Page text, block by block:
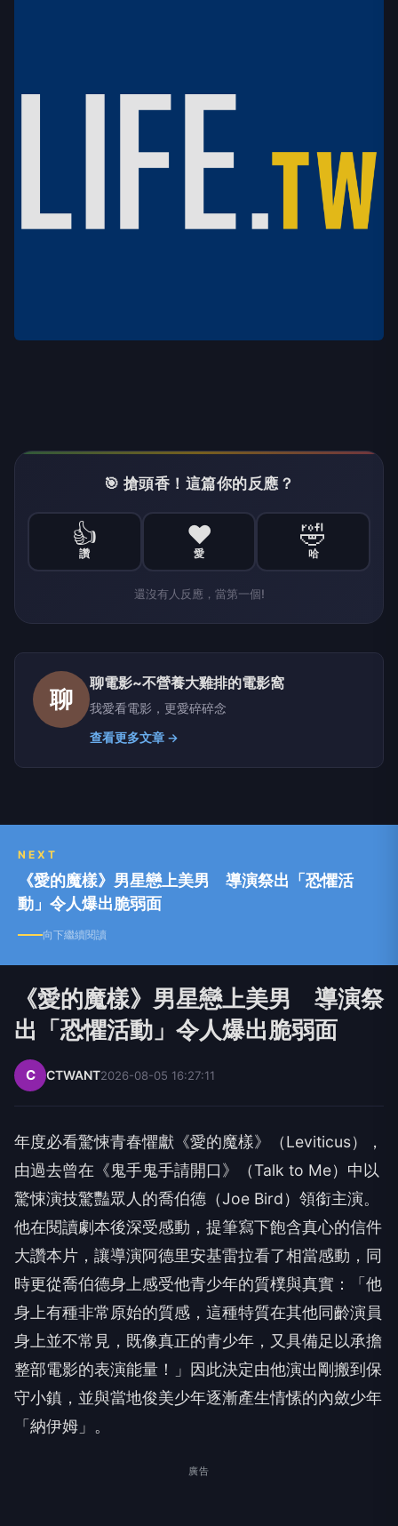
🎯 搶頭香！這篇你的反應？
👍
讚
❤️
愛
🤣
哈
還沒有人反應，當第一個!
聊
聊電影~不營養大雞排的電影窩
我愛看電影，更愛碎碎念
查看更多文章 →
NEXT
《愛的魔樣》男星戀上美男 導演祭出「恐懼活
動」令人爆出脆弱面
向下繼續閱讀
《愛的魔樣》男星戀上美男 導演祭
出「恐懼活動」令人爆出脆弱面
C CTWANT2026-08-05 16:27:11
年度必看驚悚青春懼獻《愛的魔樣》（Leviticus），
由過去曾在《鬼手鬼手請開口》（Talk to Me）中以
驚悚演技驚豔眾人的喬伯德（Joe Bird）領銜主演。
他在閱讀劇本後深受感動，提筆寫下飽含真心的信件
大讚本片，讓導演阿德里安基雷拉看了相當感動，同
時更從喬伯德身上感受他青少年的質樸與真實：「他
身上有種非常原始的質感，這種特質在其他同齡演員
身上並不常見，既像真正的青少年，又具備足以承擔
整部電影的表演能量！」因此決定由他演出剛搬到保
守小鎮，並與當地俊美少年逐漸產生情愫的內斂少年
「納伊姆」。
廣告